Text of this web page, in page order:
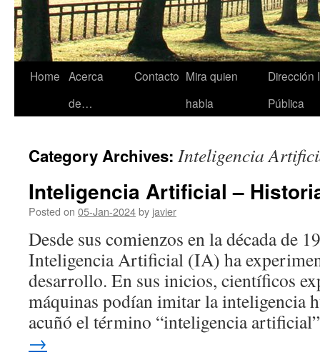
Skip
Home Acerca
de…
Contacto Mira quien
habla
Dirección
Pública
Category Archives: Inteligencia
Inteligencia Artificial –
Posted on 05-Jan-2024by javier
Desde sus comienzos en la década de
Inteligencia Artificial (IA) ha
desarrollo. En sus inicios, científicos
máquinas podían imitar la inteligencia
acuñó el término “inteligencia
→